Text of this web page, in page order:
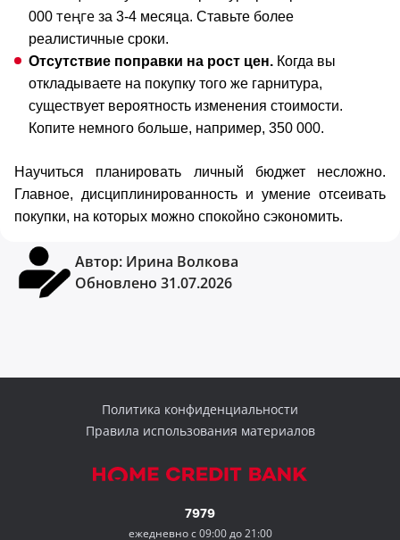
000 теңге за 3-4 месяца. Ставьте более
реалистичные сроки.
Отсутствие поправки на рост цен. Когда вы
откладываете на покупку того же гарнитура,
существует вероятность изменения стоимости.
Копите немного больше, например, 350 000.
Научиться планировать личный бюджет несложно.
Главное, дисциплинированность и умение отсеивать
покупки, на которых можно спокойно сэкономить.
Автор: Ирина Волкова
Обновлено 31.07.2026
Политика конфиденциальности
Правила использования материалов
7979
ежедневно с 09:00 до 21:00